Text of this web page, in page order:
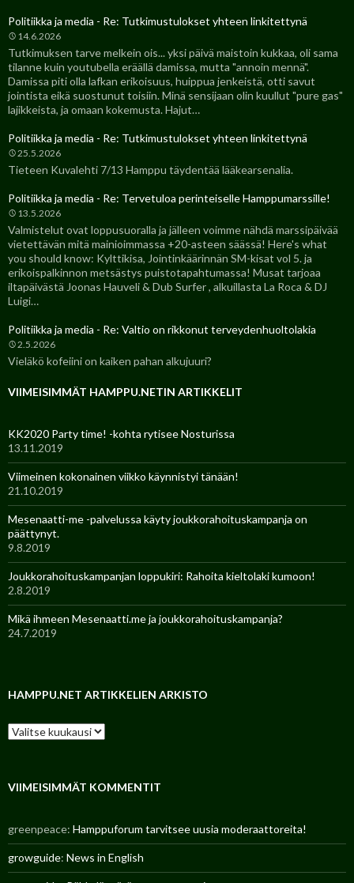
Politiikka ja media - Re: Tutkimustulokset yhteen linkitettynä
14.6.2026
Tutkimuksen tarve melkein ois... yksi päivä maistoin kukkaa, oli sama
tilanne kuin youtubella eräällä damissa, mutta "annoin mennä".
Damissa piti olla lafkan erikoisuus, huippua jenkeistä, otti savut
jointista eikä suostunut toisiin. Minä sensijaan olin kuullut "pure gas"
lajikkeista, ja omaan kokemusta. Hajut…
Politiikka ja media - Re: Tutkimustulokset yhteen linkitettynä
25.5.2026
Tieteen Kuvalehti 7/13 Hamppu täydentää lääkearsenalia.
Politiikka ja media - Re: Tervetuloa perinteiselle Hamppumarssille!
13.5.2026
Valmistelut ovat loppusuoralla ja jälleen voimme nähdä marssipäivää
vietettävän mitä mainioimmassa +20-asteen säässä! Here's what
you should know: Kylttikisa, Jointinkäärinnän SM-kisat vol 5. ja
erikoispalkinnon metsästys puistotapahtumassa! Musat tarjoaa
iltapäivästä Joonas Hauveli & Dub Surfer , alkuillasta La Roca & DJ
Luigi…
Politiikka ja media - Re: Valtio on rikkonut terveydenhuoltolakia
2.5.2026
Vieläkö kofeiini on kaiken pahan alkujuuri?
VIIMEISIMMÄT HAMPPU.NETIN ARTIKKELIT
KK2020 Party time! -kohta rytisee Nosturissa
13.11.2019
Viimeinen kokonainen viikko käynnistyi tänään!
21.10.2019
Mesenaatti-me -palvelussa käyty joukkorahoituskampanja on
päättynyt.
9.8.2019
Joukkorahoituskampanjan loppukiri: Rahoita kieltolaki kumoon!
2.8.2019
Mikä ihmeen Mesenaatti.me ja joukkorahoituskampanja?
24.7.2019
HAMPPU.NET ARTIKKELIEN ARKISTO
H
a
p
n
e
t
a
VIIMEISIMMÄT KOMMENTIT
greenpeace: Hamppuforum tarvitsee uusia moderaattoreita!
growguide: News in English